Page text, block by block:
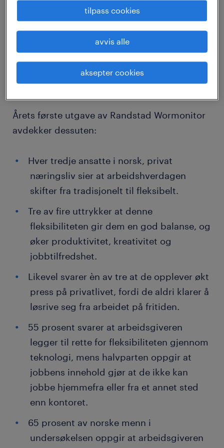
Det plasserer Norge helt på bunnen i
oversikten over de 33 landene. Øverst på
rangeringen ligger asiatiske stormakter som
India, Kina og Japan, der over 80 prosent
jobber på kontoret eller arbeidsplassen.
Årets første utgave av Randstad Wormonitor
avdekker dessuten:
Hver tredje ansatte i norsk, privat
næringsliv sier at arbeidshverdagen
skifter fra tradisjonelt til fleksibelt.
Tre av fire uttrykker at denne
fleksibiliteten gir dem en god balanse, og
øker produktivitet, kreativitet og
jobbtilfredshet.
Likevel svarer èn av tre at de opplever økt
press på privatlivet, fordi de aldri klarer å
løsrive seg fra arbeidet på fritiden.
55 prosent svarer at arbeidsgiveren
legger til rette for fleksibiliteten gjennom
teknologi, mens halvparten oppgir at
jobbens innehold gjør at de ikke kan
jobbe hjemmefra eller fra et annet sted
enn kontoret.
65 prosent av norske menn i
undersøkelsen oppgir at arbeidsgiveren
tilpass cookies
avvis alle
aksepter cookies